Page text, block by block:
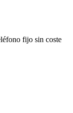
fijo sin coste